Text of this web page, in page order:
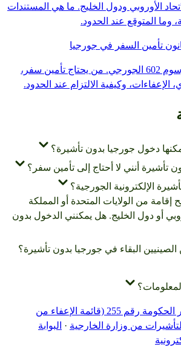
الأوروبي ودول الخليج. ما هي المستندات
وما المتوقع عند الحدود.
دليل بلغة بسيطة للمرسوم 602 الجورجي. من يحتاج تأمين سفر،
دخول جورجيا بدون تأشيرة؟
تأشيرة أنني لا أحتاج إلى تأمين سفر؟
الإلكترونية الجورجية؟
إقامة من الولايات المتحدة أو المملكة
أو دول الخليج. هل يمكنني الدخول بدون
البقاء في جورجيا بدون تأشيرة؟
قرار الحكومة رقم 255 (قائمة الإعفاء من
من وزارة الخارجية · البوابة